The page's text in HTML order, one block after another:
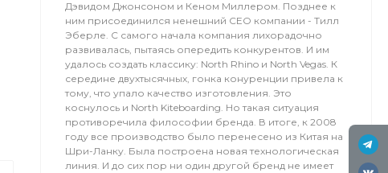
Дэвидом Джонсоном и Кеном Миллером. Позднее к
ним присоединился ненешний СЕО компании - Тилл
Эберле. С самого начала компания лихорадочно
развивалась, пытаясь опередить конкурентов. И им
удалось создать классику: North Rhino и North Vegas. К
середине двухтысячных, гонка конуренции привела к
тому, что упало качество изготовления. Это
коснулось и North Kiteboarding. Но такая ситуация
противоречила философии бренда. В итоге, к 2008
году все производство было перенесено из Китая на
Шри-Ланку. Была построена новая технологическая
линия. И до сих пор ни один другой бренд не имеет